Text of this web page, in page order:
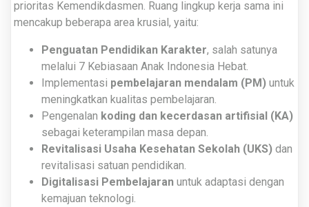
prioritas Kemendikdasmen. Ruang lingkup kerja sama ini
mencakup beberapa area krusial, yaitu:
Penguatan Pendidikan Karakter, salah satunya
melalui 7 Kebiasaan Anak Indonesia Hebat.
Implementasi pembelajaran mendalam (PM) untuk
meningkatkan kualitas pembelajaran.
Pengenalan koding dan kecerdasan artifisial (KA)
sebagai keterampilan masa depan.
Revitalisasi Usaha Kesehatan Sekolah (UKS) dan
revitalisasi satuan pendidikan.
Digitalisasi Pembelajaran untuk adaptasi dengan
kemajuan teknologi.